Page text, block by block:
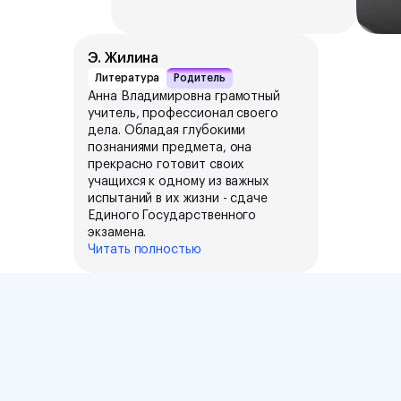
Э. Жилина
Литература Родитель
Анна Владимировна грамотный
учитель, профессионал своего
дела. Обладая глубокими
познаниями предмета, она
прекрасно готовит своих
учащихся к одному из важных
испытаний в их жизни - сдаче
Единого Государственного
экзамена.
Читать полностью